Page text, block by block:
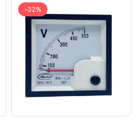
-32%